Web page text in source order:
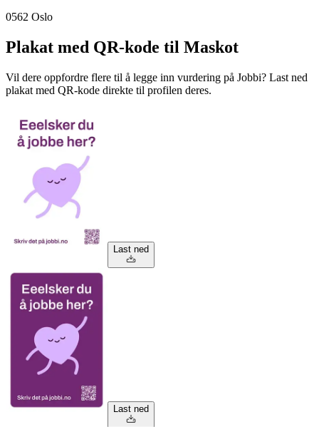
0562 Oslo
Plakat med QR-kode til Maskot
Vil dere oppfordre flere til å legge inn vurdering på Jobbi? Last ned
plakat med QR-kode direkte til profilen deres.
Last ned
Last ned